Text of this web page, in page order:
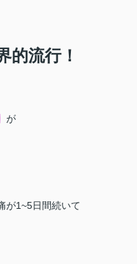
的流行！
が
が1~5日間続いて